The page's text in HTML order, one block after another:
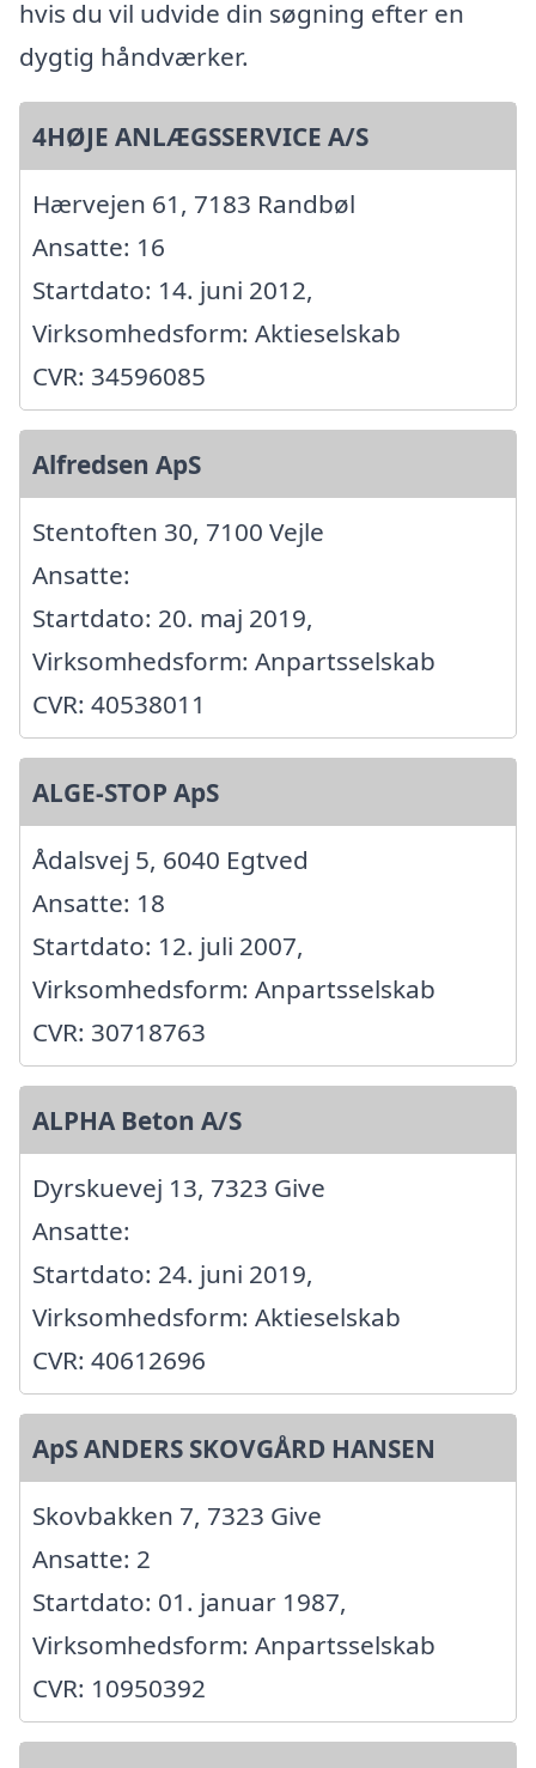
hvis du vil udvide din søgning efter en
dygtig håndværker.
4HØJE ANLÆGSSERVICE A/S
Hærvejen 61, 7183 Randbøl
Ansatte: 16
Startdato: 14. juni 2012,
Virksomhedsform: Aktieselskab
CVR: 34596085
Alfredsen ApS
Stentoften 30, 7100 Vejle
Ansatte:
Startdato: 20. maj 2019,
Virksomhedsform: Anpartsselskab
CVR: 40538011
ALGE-STOP ApS
Ådalsvej 5, 6040 Egtved
Ansatte: 18
Startdato: 12. juli 2007,
Virksomhedsform: Anpartsselskab
CVR: 30718763
ALPHA Beton A/S
Dyrskuevej 13, 7323 Give
Ansatte:
Startdato: 24. juni 2019,
Virksomhedsform: Aktieselskab
CVR: 40612696
ApS ANDERS SKOVGÅRD HANSEN
Skovbakken 7, 7323 Give
Ansatte: 2
Startdato: 01. januar 1987,
Virksomhedsform: Anpartsselskab
CVR: 10950392